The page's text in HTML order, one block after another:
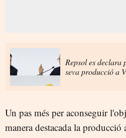
Repsol es
seva producció a
Un pas més per aconseguir
manera destacada la